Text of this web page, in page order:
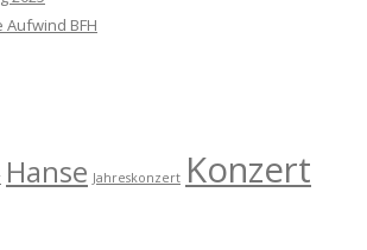
BFH
Hanse Jahreskonzert Konzert